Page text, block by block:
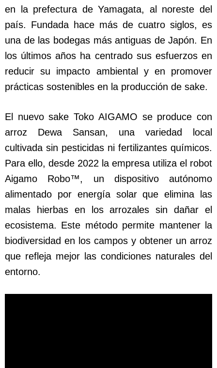
en la prefectura de Yamagata, al noreste del
país. Fundada hace más de cuatro siglos, es
una de las bodegas más antiguas de Japón. En
los últimos años ha centrado sus esfuerzos en
reducir su impacto ambiental y en promover
prácticas sostenibles en la producción de sake.
El nuevo sake Toko AIGAMO se produce con
arroz Dewa Sansan, una variedad local
cultivada sin pesticidas ni fertilizantes químicos.
Para ello, desde 2022 la empresa utiliza el robot
Aigamo Robo™, un dispositivo autónomo
alimentado por energía solar que elimina las
malas hierbas en los arrozales sin dañar el
ecosistema. Este método permite mantener la
biodiversidad en los campos y obtener un arroz
que refleja mejor las condiciones naturales del
entorno.